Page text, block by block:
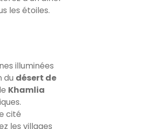
les étoiles.
illuminées
du désert de
Khamlia
cité
les villages